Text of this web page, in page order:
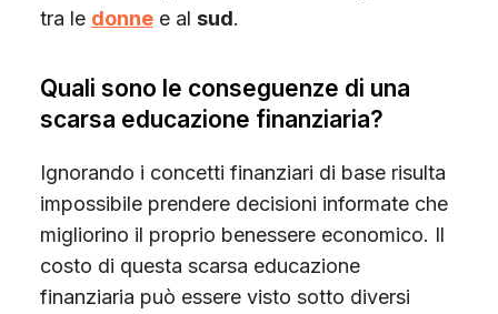
tra le donnee al sud.
Quali sono le conseguenze di una
scarsa educazione finanziaria?
Ignorando i concetti finanziari di base risulta
impossibile prendere decisioni informate che
migliorino il proprio benessere economico. Il
costo di questa scarsa educazione
finanziaria può essere visto sotto diversi